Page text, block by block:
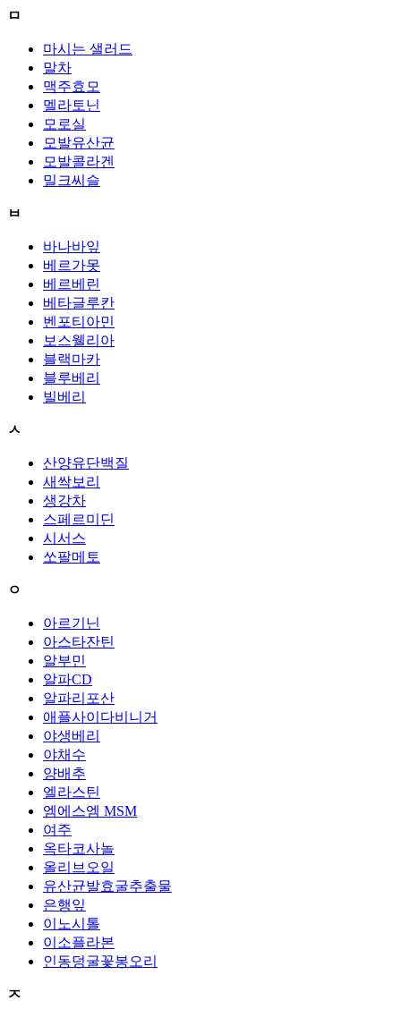
ㅁ
마시는 샐러드
말차
맥주효모
멜라토닌
모로실
모발유산균
모발콜라겐
밀크씨슬
ㅂ
바나바잎
베르가못
베르베린
베타글루칸
벤포티아민
보스웰리아
블랙마카
블루베리
빌베리
ㅅ
산양유단백질
새싹보리
생강차
스페르미딘
시서스
쏘팔메토
ㅇ
아르기닌
아스타잔틴
알부민
알파CD
알파리포산
애플사이다비니거
야생베리
야채수
양배추
엘라스틴
엠에스엠 MSM
여주
옥타코사놀
올리브오일
유산균발효굴추출물
은행잎
이노시톨
이소플라본
인동덩굴꽃봉오리
ㅈ